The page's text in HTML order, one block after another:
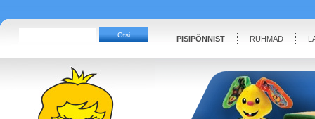
PISIPÕNNIST RÜHMAD